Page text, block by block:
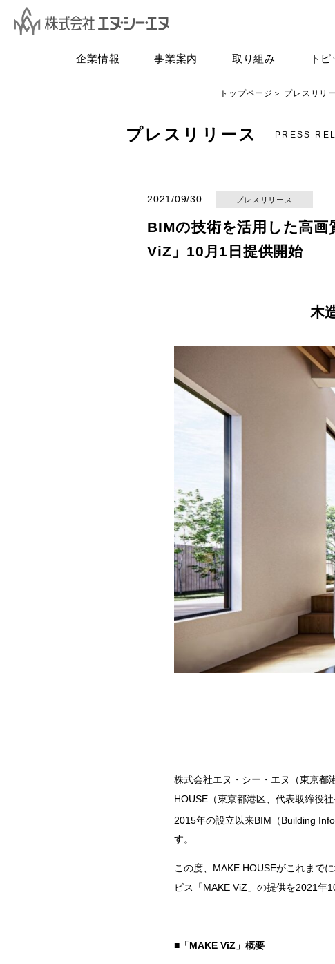
企業情報 事業案内 取り組み ト
トップページ プレスリリ
プレスリリース PRESS
2021/09/30 プレスリリース
BIMの技術を活用した高
ViZ」10月1日提供開始
木
株式会社エヌ・シー・エヌ（東京都
HOUSE （東京都港区、代表取締役
2015年の設立以来BIM （Building
す。
この度、 MAKE HOUSEがこれまで
ビス「MAKE ViZ 」の提供を2021年
■ 「MAKE ViZ 」概要